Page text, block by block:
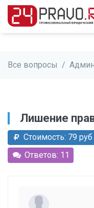
Все вопросы /
Лишение
Стоимость: 79 руб
Ответов: 11